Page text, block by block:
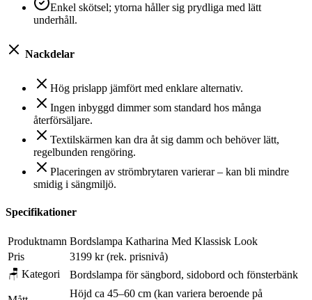
Enkel skötsel; ytorna håller sig prydliga med lätt
underhåll.
Nackdelar
Hög prislapp jämfört med enklare alternativ.
Ingen inbyggd dimmer som standard hos många
återförsäljare.
Textilskärmen kan dra åt sig damm och behöver lätt,
regelbunden rengöring.
Placeringen av strömbrytaren varierar – kan bli mindre
smidig i sängmiljö.
Specifikationer
Produktnamn Bordslampa Katharina Med Klassisk Look
Pris
3199 kr (rek. prisnivå)
🪑 Kategori
Bordslampa för sängbord, sidobord och fönsterbänk
Höjd ca 45–60 cm (kan variera beroende på